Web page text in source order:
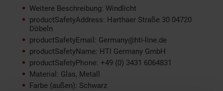
Weitere Beschreibung: Windlicht
productSafetyAddress: Harthaer Straße 30 04720
Döbeln
productSafetyEmail: Germany@hti-line.de
productSafetyName: HTI Germany GmbH
productSafetyPhone: +49 (0) 3431 6064831
Material: Glas, Metall
Farbe (außen): Schwarz